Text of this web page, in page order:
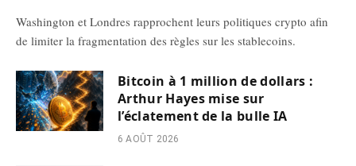
Washington et Londres rapprochent leurs politiques crypto afin
de limiter la fragmentation des règles sur les stablecoins.
Bitcoin à 1 million de dollars :
Arthur Hayes mise sur
l’éclatement de la bulle IA
6 AOÛT 2026